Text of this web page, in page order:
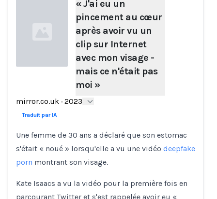
« J'ai eu un
pincement au cœur
après avoir vu un
clip sur Internet
avec mon visage -
mais ce n'était pas
moi »
mirror.co.uk · 2023
Traduit par IA
Une femme de 30 ans a déclaré que son estomac
s'était « noué » lorsqu'elle a vu une vidéo deepfake
porn montrant son visage.
Kate Isaacs a vu la vidéo pour la première fois en
parcourant Twitter et s'est rappelée avoir eu «